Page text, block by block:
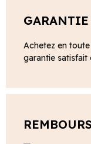
GARANTIE
Achetez en
garantie satisfait